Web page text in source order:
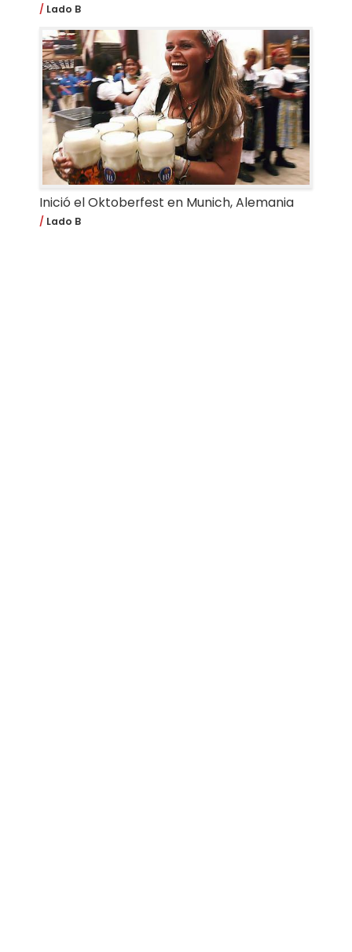
Lado B
Inició el Oktoberfest en Munich, Alemania
Lado B